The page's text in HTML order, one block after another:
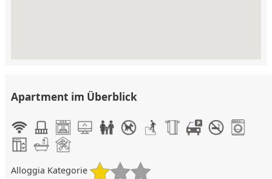
Apartment im Überblick
Alloggia Kategorie